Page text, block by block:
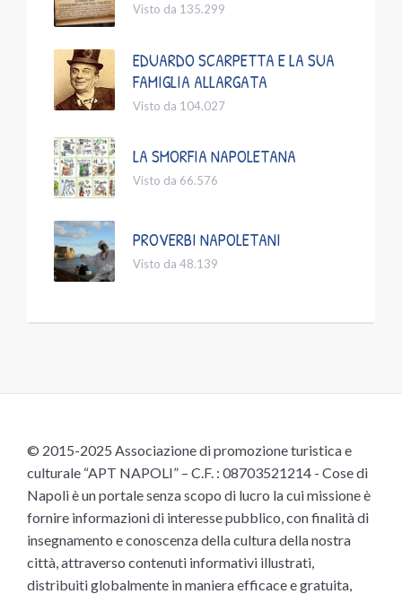
Visto da 135.299
EDUARDO SCARPETTA E LA SUA
FAMIGLIA ALLARGATA
Visto da 104.027
LA SMORFIA NAPOLETANA
Visto da 66.576
PROVERBI NAPOLETANI
Visto da 48.139
© 2015-2025 Associazione di promozione turistica e
culturale “APT NAPOLI” – C.F. : 08703521214 - Cose di
Napoli è un portale senza scopo di lucro la cui missione è
fornire informazioni di interesse pubblico, con finalità di
insegnamento e conoscenza della cultura della nostra
città, attraverso contenuti informativi illustrati,
distribuiti globalmente in maniera efficace e gratuita,